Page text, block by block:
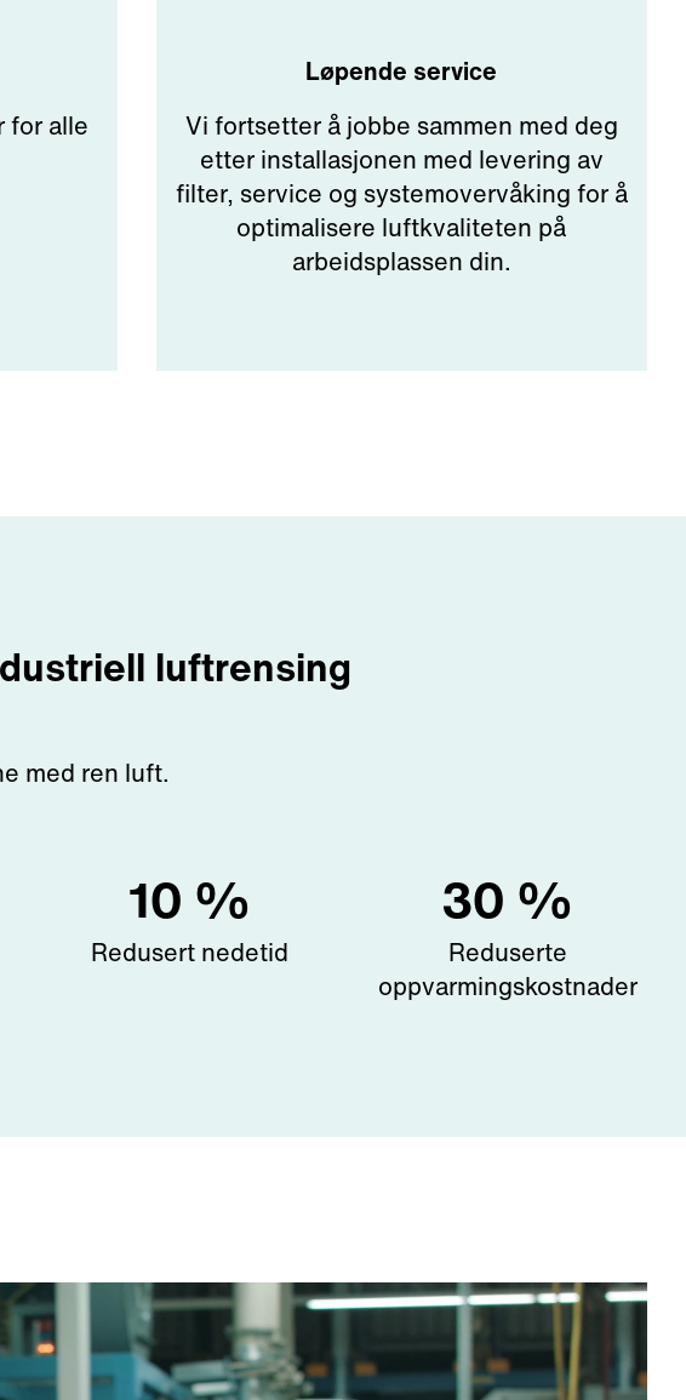
for alle
Løpende service
Vi fortsetter å jobbe sammen med deg
etter installasjonen med levering av
filter, service og systemovervåking for å
optimalisere luftkvaliteten på
arbeidsplassen din.
luftrensing
med ren luft.
10 %
Redusert nedetid
30 %
Reduserte
oppvarmingskostnader